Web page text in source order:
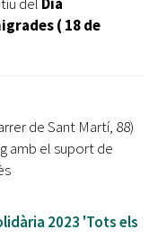
( 18 de
de Sant Martí, 88)
amb el suport de
2023 'Tots els